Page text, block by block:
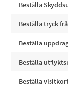
Beställa
Beställa tryck
Beställa
Beställa
Beställa